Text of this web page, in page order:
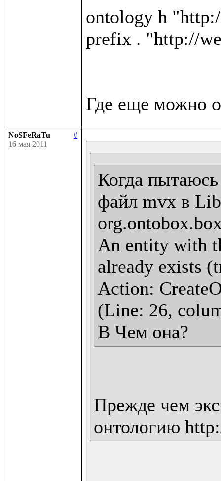
ontology h
prefix . "http://
NoSFeRaTu
#
16 мая 2011
Когда пытаюсь
файл mvx в
An entity with
already exists
Action:
(Line: 26,
В Чем она?
Прежде чем
онтологию